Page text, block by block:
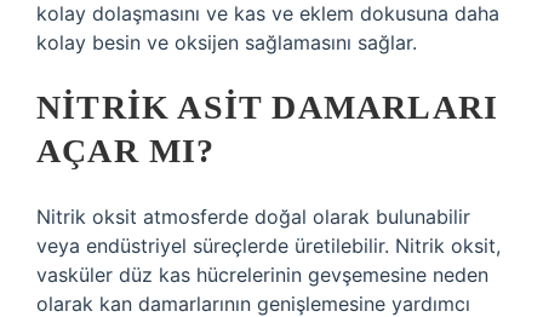
kolay dolaşmasını ve kas ve eklem dokusuna daha
kolay besin ve oksijen sağlamasını sağlar.
NITRIK ASIT DAMARLARI
AÇAR MI?
Nitrik oksit atmosferde doğal olarak bulunabilir
veya endüstriyel süreçlerde üretilebilir. Nitrik oksit,
vasküler düz kas hücrelerinin gevşemesine neden
olarak kan damarlarının genişlemesine yardımcı